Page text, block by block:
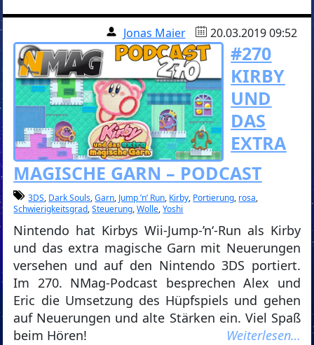
Jonas Maier 20.03.2019 09:52
#270
KIRBY
UND
DAS
EXTRA
MAGISCHE GARN – PODCAST
3DS, Dark Souls,Garn, Jump ’n’ Run, Kirby, Portierung, rosa,
Schwierigkeitsgrad,Steuerung,Wolle,Yoshi
Nintendo hat Kirbys Wii-Jump-’n‘-Run als Kirby
und das extra magische Garn mit Neuerungen
versehen und auf den Nintendo 3DS portiert.
Im 270. NMag-Podcast besprechen Alex und
Eric die Umsetzung des Hüpfspiels und gehen
auf Neuerungen und alte Stärken ein. Viel Spaß
beim Hören!
Weiterlesen…